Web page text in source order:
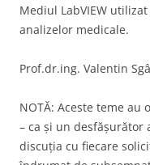
Mediul LabVIEW
analizelor medicale.
Prof.dr.ing. Valentin
NOTĂ: Aceste teme
– ca și un
discuția cu fiecare